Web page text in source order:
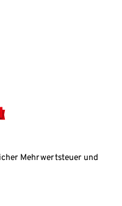
Mehrwertsteuer und